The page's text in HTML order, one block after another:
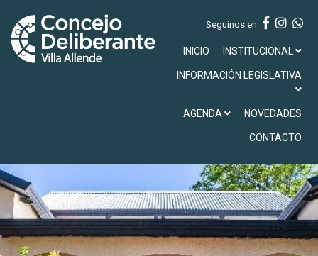
Seguinos en
INICIO INSTITUCIONAL
INFORMACIÓN LEGISLATIVA
AGENDA NOVEDADES
CONTACTO